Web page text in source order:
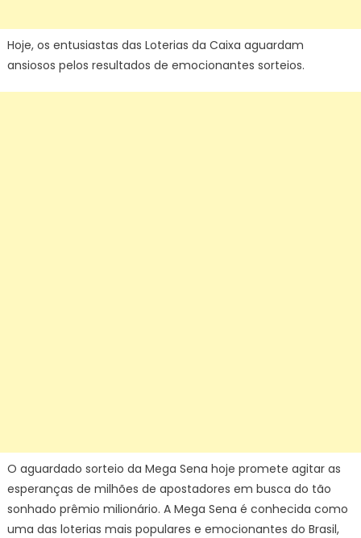
Hoje, os entusiastas das Loterias da Caixa aguardam
ansiosos pelos resultados de emocionantes sorteios.
O aguardado sorteio da Mega Sena hoje promete agitar as
esperanças de milhões de apostadores em busca do tão
sonhado prêmio milionário. A Mega Sena é conhecida como
uma das loterias mais populares e emocionantes do Brasil,